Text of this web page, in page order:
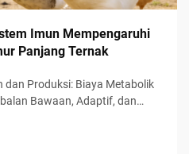
Imun Mempengaruhi
Panjang Ternak
dan Produksi: Biaya Metabolik
Bawaan, Adaptif, dan